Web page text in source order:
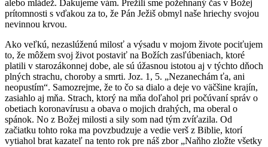
alebo mládež. Ďakujeme vám. Prežili sme požehnaný čas v Božej
prítomnosti s vďakou za to, že Pán Ježiš obmyl naše hriechy svojou
nevinnou krvou.
Ako veľkú, nezaslúženú milosť a výsadu v mojom živote pociťujem
to, že môžem svoj život postaviť na Božích zasľúbeniach, ktoré
platili v starozákonnej dobe, ale sú úžasnou istotou aj v týchto dňoch
plných strachu, choroby a smrti. Joz. 1, 5. „Nezanechám ťa, ani
neopustím“. Samozrejme, že to čo sa dialo a deje vo väčšine krajín,
zasiahlo aj mňa. Strach, ktorý na mňa doľahol pri počúvaní správ o
obetiach koronavírusu a obava o mojich drahých, ma oberal o
spánok. No z Božej milosti a sily som nad tým zvíťazila. Od
začiatku tohto roka ma povzbudzuje a vedie verš z Biblie, ktorí
vytiahol brat kazateľ na tento rok pre náš zbor „Naňho zložte všetky